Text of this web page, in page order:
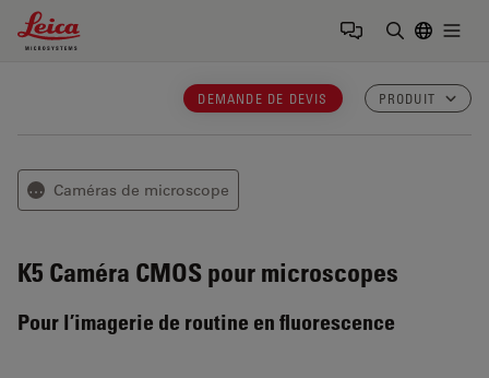
Leica Microsystems Logo
DEMANDE DE DEVIS PRODUIT
⋯ Caméras de microscope
K5 Caméra CMOS pour microscopes
Pour l’imagerie de routine en fluorescence